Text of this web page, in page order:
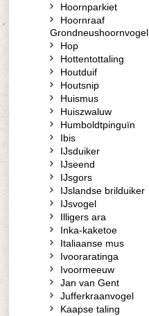
Hoornparkiet
Hoornraaf
Grondneushoornvogel
Hop
Hottentottaling
Houtduif
Houtsnip
Huismus
Huiszwaluw
Humboldtpinguïn
Ibis
IJsduiker
IJseend
IJsgors
IJslandse brilduiker
IJsvogel
Illigers ara
Inka-kaketoe
Italiaanse mus
Ivooraratinga
Ivoormeeuw
Jan van Gent
Jufferkraanvogel
Kaapse taling